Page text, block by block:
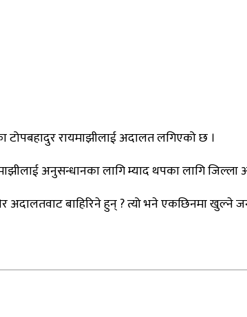
टोपबहादुर रायमाझीलाई अदालत लगिएको छ ।
अनुसन्धानका लागि म्याद थपका लागि जिल्ला
अदालतवाट बाहिरिने हुन् ? त्यो भने एकछिनमा खुल्ने